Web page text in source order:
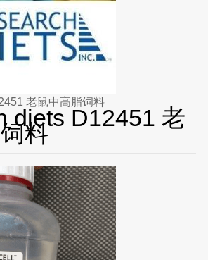
老鼠中高脂饲料
diets D12451 老
料